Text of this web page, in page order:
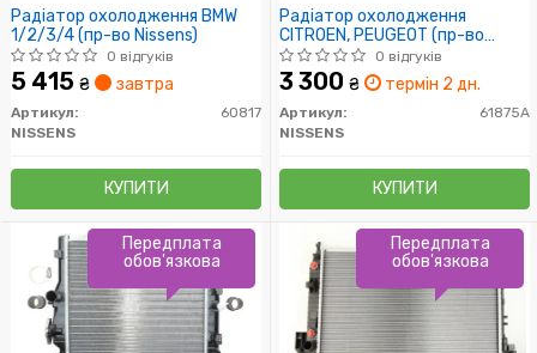
Радіатор охолодження BMW
1/2/3/4 (пр-во Nissens)
0 відгуків
5 415 ₴ завтра
Артикул:
60817
NISSENS
КУПИТИ
Радіатор охолодження
CITROEN, PEUGEOT (пр-во
Nissens)
0 відгуків
3 300 ₴ термін 2 дн.
Артикул:
61875A
NISSENS
КУПИТИ
Передплата
обов'язкова
Передплата
обов'язкова